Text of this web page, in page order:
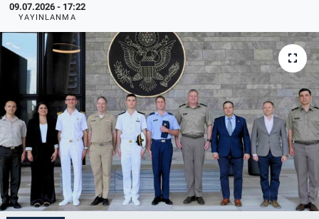
09.07.2026 - 17:22
YAYINLANMA